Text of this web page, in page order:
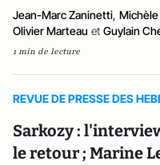
Jean-Marc Zaninetti,
Olivier Marteau et Guylain
1 min de lecture
REVUE DE PRESSE DES
Sarkozy :
le retour ; Marine